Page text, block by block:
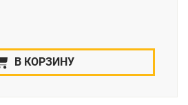
В КОРЗИНУ